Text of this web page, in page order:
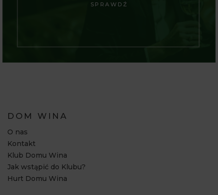
SPRAWDŹ
DOM WINA
O nas
Kontakt
Klub Domu Wina
Jak wstąpić do Klubu?
Hurt Domu Wina